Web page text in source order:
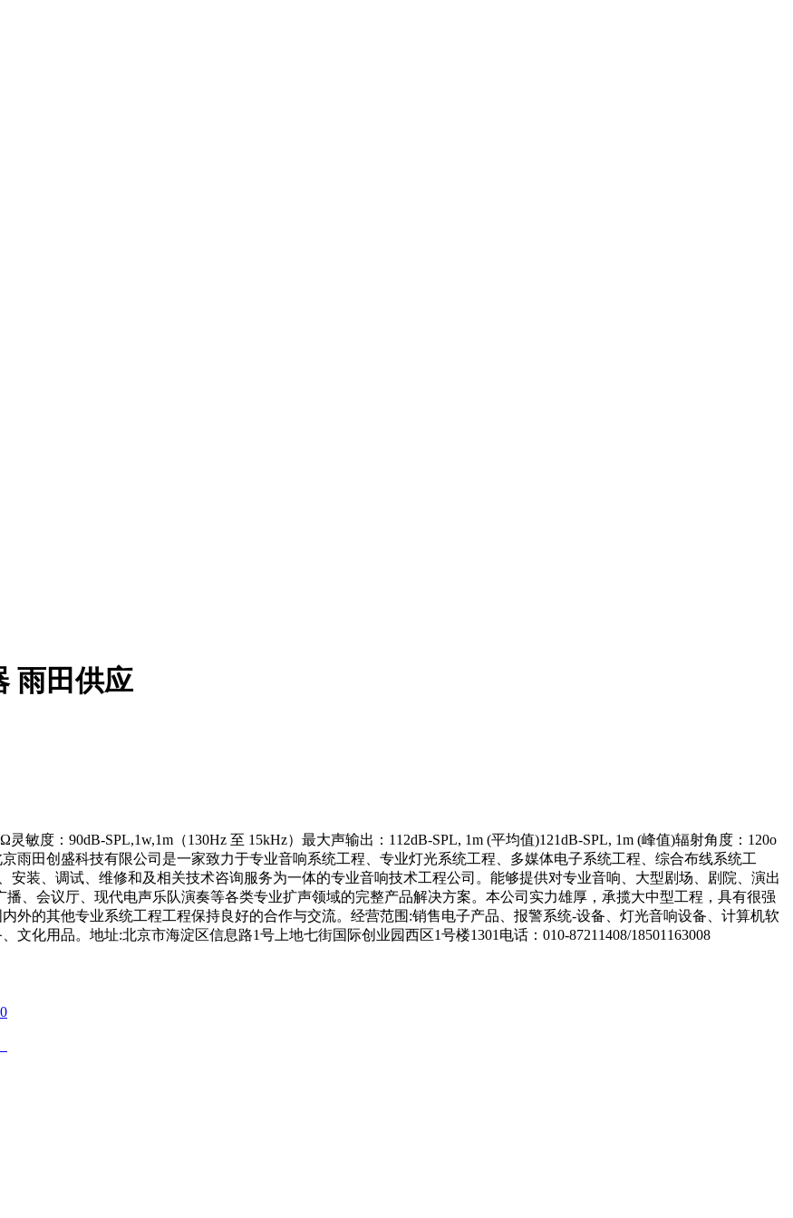
雨田供应
敏度：90dB-SPL,1w,1m（130Hz 至 15kHz）最大声输出：112dB-SPL, 1m (平均值)121dB-SPL, 1m (峰值)辐射角度：120o
京雨田创盛科技有限公司是一家致力于专业音响系统工程、专业灯光系统工程、多媒体电子系统工程、综合布线系统工
装、调试、维修和及相关技术咨询服务为一体的专业音响技术工程公司。能够提供对专业音响、大型剧场、剧院、演出
、会议厅、现代电声乐队演奏等各类专业扩声领域的完整产品解决方案。本公司实力雄厚，承揽大中型工程，具有很强
外的其他专业系统工程工程保持良好的合作与交流。经营范围:销售电子产品、报警系统-设备、灯光音响设备、计算机软
化用品。地址:北京市海淀区信息路1号上地七街国际创业园西区1号楼1301电话：010-87211408/18501163008